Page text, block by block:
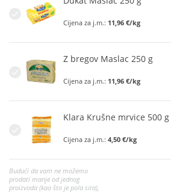
Cijena za j.m.: 11,96 €/kg
Z bregov Maslac 250 g
Cijena za j.m.: 11,96 €/kg
Klara Krušne mrvice 500 g
Cijena za j.m.: 4,50 €/kg
Budući da vam ne možemo
prodati manje od jednog
proizvoda (kao što je pola sira),